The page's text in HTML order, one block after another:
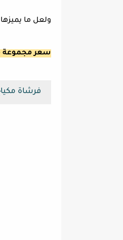
ولعل ما
سعر مجموعة
فرشاة